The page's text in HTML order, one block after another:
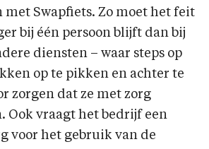
met Swapfiets. Zo moet het feit
bij één persoon blijft dan bij
diensten – waar steps op
op te pikken en achter te
zorgen dat ze met zorg
Ook vraagt het bedrijf een
voor het gebruik van de